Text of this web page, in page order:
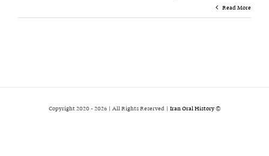
Read More
© Copyright 2020 -
2026 | All Rights Reserved | Iran Oral History